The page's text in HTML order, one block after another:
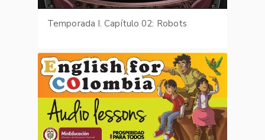
Temporada I. Capítulo 02: Robots